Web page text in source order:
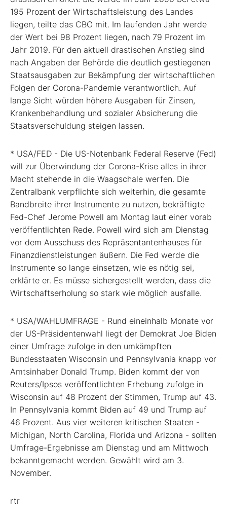
195 Prozent der Wirtschaftsleistung des Landes
liegen, teilte das CBO mit. Im laufenden Jahr werde
der Wert bei 98 Prozent liegen, nach 79 Prozent im
Jahr 2019. Für den aktuell drastischen Anstieg sind
nach Angaben der Behörde die deutlich gestiegenen
Staatsausgaben zur Bekämpfung der wirtschaftlichen
Folgen der Corona-Pandemie verantwortlich. Auf
lange Sicht würden höhere Ausgaben für Zinsen,
Krankenbehandlung und sozialer Absicherung die
Staatsverschuldung steigen lassen.
* USA/FED - Die US-Notenbank Federal Reserve (Fed)
will zur Überwindung der Corona-Krise alles in ihrer
Macht stehende in die Waagschale werfen. Die
Zentralbank verpflichte sich weiterhin, die gesamte
Bandbreite ihrer Instrumente zu nutzen, bekräftigte
Fed-Chef Jerome Powell am Montag laut einer vorab
veröffentlichten Rede. Powell wird sich am Dienstag
vor dem Ausschuss des Repräsentantenhauses für
Finanzdienstleistungen äußern. Die Fed werde die
Instrumente so lange einsetzen, wie es nötig sei,
erklärte er. Es müsse sichergestellt werden, dass die
Wirtschaftserholung so stark wie möglich ausfalle.
* USA/WAHLUMFRAGE - Rund eineinhalb Monate vor
der US-Präsidentenwahl liegt der Demokrat Joe Biden
einer Umfrage zufolge in den umkämpften
Bundesstaaten Wisconsin und Pennsylvania knapp vor
Amtsinhaber Donald Trump. Biden kommt der von
Reuters/Ipsos veröffentlichten Erhebung zufolge in
Wisconsin auf 48 Prozent der Stimmen, Trump auf 43.
In Pennsylvania kommt Biden auf 49 und Trump auf
46 Prozent. Aus vier weiteren kritischen Staaten -
Michigan, North Carolina, Florida und Arizona - sollten
Umfrage-Ergebnisse am Dienstag und am Mittwoch
bekanntgemacht werden. Gewählt wird am 3.
November.
rtr